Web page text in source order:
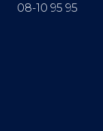
08-10 95 95